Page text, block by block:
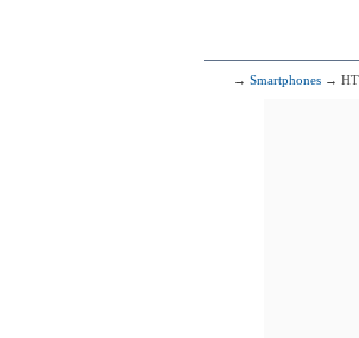
→ Smartphones →